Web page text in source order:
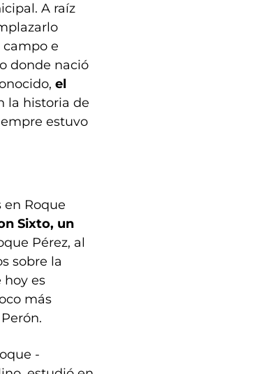
A raíz
e
donde nació
el
la historia de
estuvo
en Roque
Sixto, un
Pérez, al
sobre la
hoy es
más
-